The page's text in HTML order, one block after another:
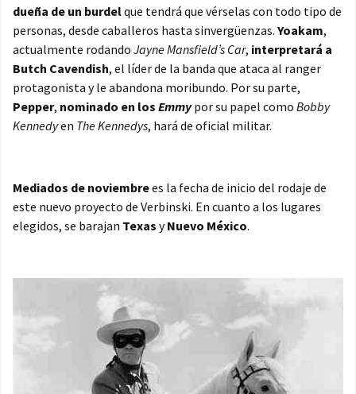
dueña de un burdelque tendrá que vérselas con todo tipo de
personas, desde caballeros hasta sinvergüenzas. Yoakam,
actualmente rodando Jayne Mansfield’s Car, interpretará a
Butch Cavendish, el líder de la banda que ataca al ranger
protagonista y le abandona moribundo. Por su parte,
Pepper, nominado en los Emmy por su papel como Bobby
Kennedyen The Kennedys, hará de oficial militar.
Mediados de noviembrees la fecha de inicio del rodaje de
este nuevo proyecto de Verbinski. En cuanto a los lugares
elegidos, se barajan Texas yNuevo México.